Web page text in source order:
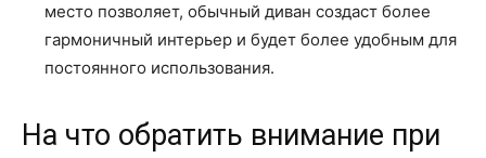
место позволяет, обычный диван создаст более
гармоничный интерьер и будет более удобным для
постоянного использования.
На что обратить внимание при